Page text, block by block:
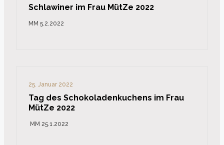
Schlawiner im Frau MütZe 2022
MM 5.2.2022
25. Januar 2022
Tag des Schokoladenkuchens im Frau
MütZe 2022
MM 25.1.2022